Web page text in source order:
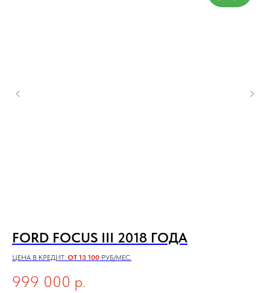
FORD FOCUS III 2018 ГОДА
ЦЕНА В КРЕДИТ: ОТ 13 100 РУБ/МЕС.
999 000 р.